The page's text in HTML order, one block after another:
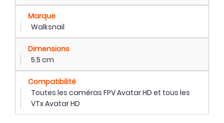
Marque
Walksnail
Dimensions
5.5 cm
Compatibilité
Toutes les caméras FPV Avatar HD et tous les
VTx Avatar HD